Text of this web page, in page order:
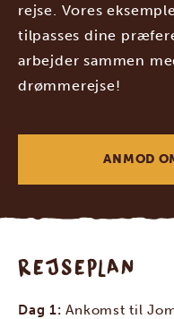
rejse. Vores
tilpasses dine
arbejder sammen
drømmerejse!
ANMOD
REJSEPLAN
Dag 1:Ankomst til